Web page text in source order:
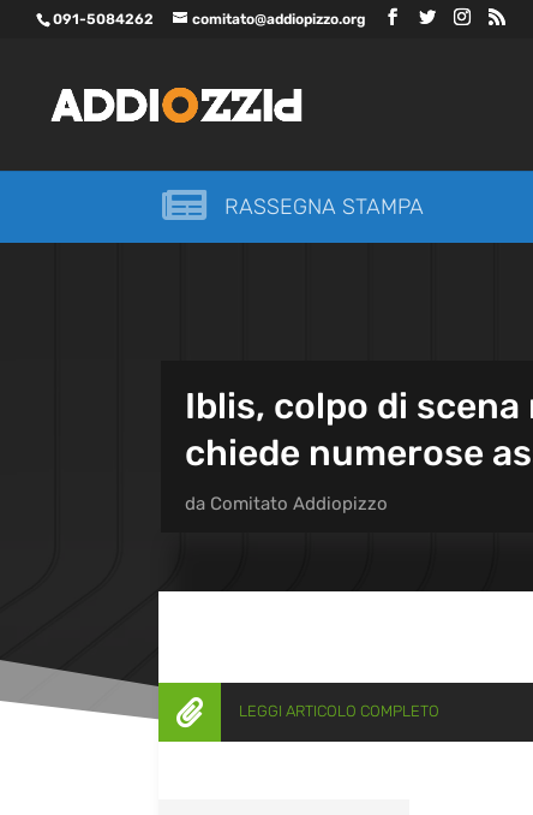
091-5084262 comitato@addiopizzo.org
 RASSEGNA STAMPA
Iblis, colpo di scena
chiede numerose
da Comitato Addiopizzo
 LEGGI ARTICOLO COMPLETO